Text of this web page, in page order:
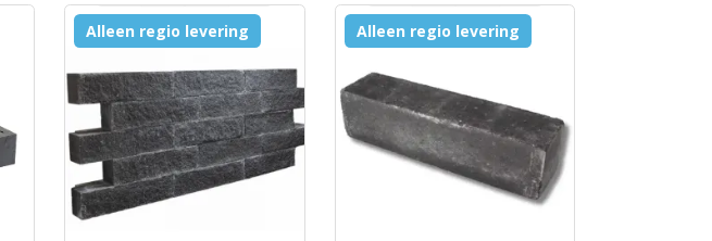
Alleen regio levering Alleen regio levering